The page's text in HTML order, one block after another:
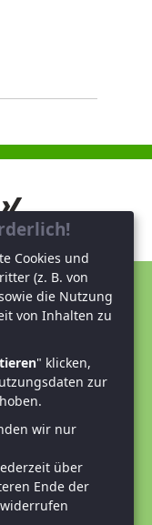
Cookies und
(z. B. von
die Nutzung
von Inhalten zu
" klicken,
zur
wir nur
über
Ende der